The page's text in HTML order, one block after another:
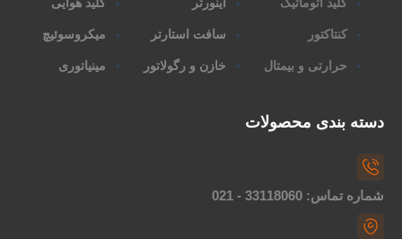
کلید اتوماتیک
کنتاکتور
حرارتی و بیمتال
اینورتر
سافت استارتر
خازن و رگولاتور
کلید هوایی
میکروسوئیچ
مینیاتوری
دسته بندی محصولات
شماره تماس: 33118060 - 021